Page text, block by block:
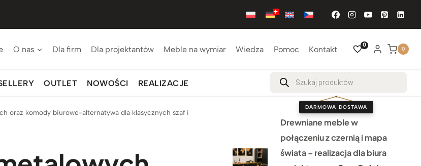
O nas Dla firm Dla projektantów Meble na wymiar Wiedza Pomoc Kontakt 0
0
OUTLET NOWOŚCI REALIZACJE
Wyszukiwarka
produktów
DARMOWA DOSTAWA
oraz komody biurowe-alternatywa dla klasycznych szaf i
Drewniane meble w
połączeniu z czernią i mapa
świata – realizacja dla biura